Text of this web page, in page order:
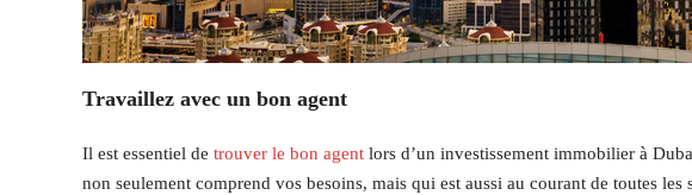
Travaillez avec un bon agent
Il est essentiel de trouver le bon agent lors d’un investissement immobilier à
non seulement comprend vos besoins, mais qui est aussi au courant de toutes